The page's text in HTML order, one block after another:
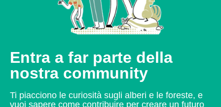
Entra a far parte della
nostra community
Ti piacciono le curiosità sugli alberi e le foreste, e
vuoi sapere come contribuire per creare un futuro